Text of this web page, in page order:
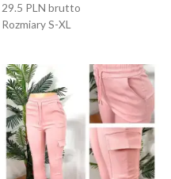
29.5 PLN brutto
Rozmiary S-XL